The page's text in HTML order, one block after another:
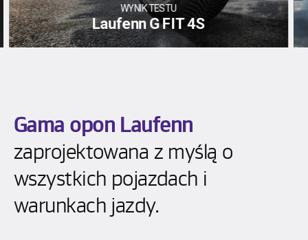
ORYGINALNE WYPOSAŻENIE
Skoda Octavia
Gama opon Laufenn
zaprojektowana z myślą o
wszystkich pojazdach i
warunkach jazdy.